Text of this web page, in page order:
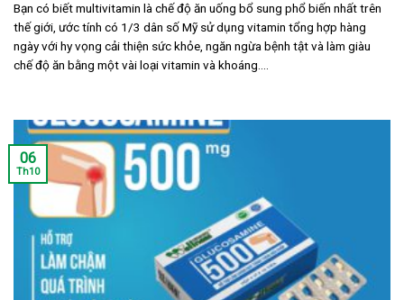
Bạn có biết multivitamin là chế độ ăn uống bổ sung phổ biến nhất trên
thế giới, ước tính có 1/3 dân số Mỹ sử dụng vitamin tổng hợp hàng
ngày với hy vọng cải thiện sức khỏe, ngăn ngừa bệnh tật và làm giàu
chế độ ăn bằng một vài loại vitamin và khoáng....
06
Th10